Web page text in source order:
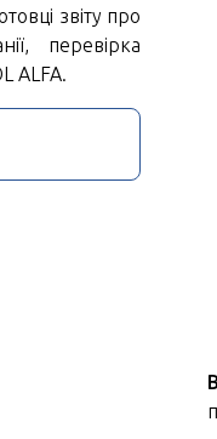
звіту про
перевірка
ALFA.